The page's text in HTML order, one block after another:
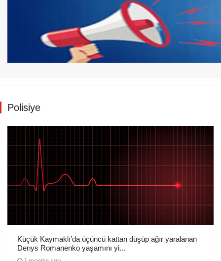
Polisiye
Küçük Kaymaklı’da üçüncü kattan düşüp ağır yaralanan
Denys Romanenko yaşamını yi...